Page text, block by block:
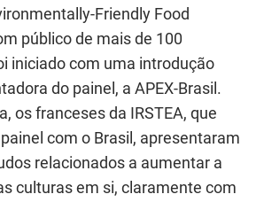
Friendly Food
público de mais de 100
iniciado com uma introdução
do painel, a APEX-Brasil.
os franceses da IRSTEA, que
com o Brasil, apresentaram
relacionados a aumentar a
culturas em si, claramente com